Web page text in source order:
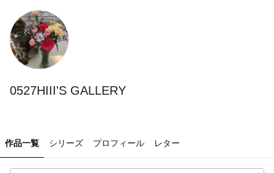
0527HIII'S GALLERY
作品一覧 シリーズ プロフィール レター